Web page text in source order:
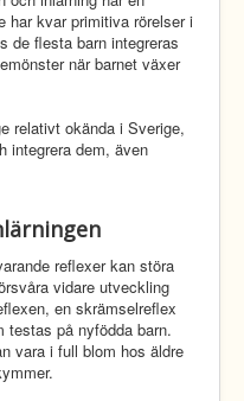
har kvar primitiva rörelser i
de flesta barn integreras
när barnet växer
relativt okända i Sverige,
integrera dem, även
reflexer kan störa
vidare utveckling
en skrämselreflex
på nyfödda barn.
vara i full blom hos äldre